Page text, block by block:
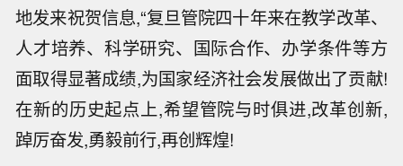
地发来祝贺信息,“复旦管院四十年来在教学改革、
人才培养、科学研究、国际合作、办学条件等方
面取得显著成绩,为国家经济社会发展做出了贡献!
在新的历史起点上,希望管院与时俱进,改革创新,
踔厉奋发,勇毅前行,再创辉煌!